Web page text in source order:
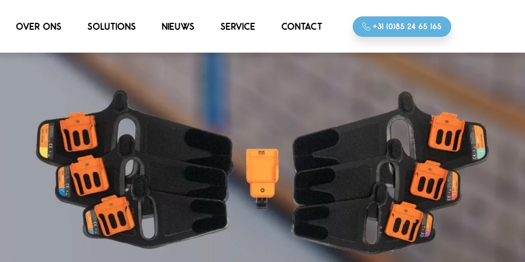
OVER ONS SOLUTIONS NIEUWS SERVICE CONTACT +31 (0)85 24 65 165